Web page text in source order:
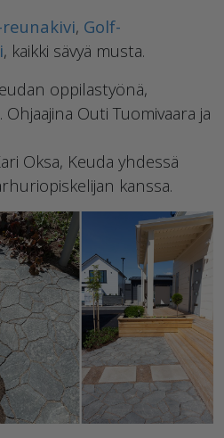
, Golf-
, kaikki sävyä musta.
oppilastyönä,
Outi Tuomivaara ja
Oksa, Keuda yhdessä
kanssa.